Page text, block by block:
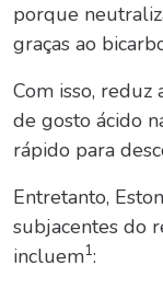
porque
graças ao
Com isso, reduz
de gosto ácido
rápido para
Entretanto,
subjacentes do
incluem1: